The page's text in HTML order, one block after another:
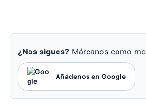
¿Nos sigues? Márcanos como
Añádenos en Google